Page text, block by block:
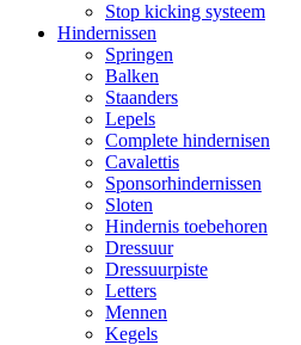
Stop kicking systeem
Hindernissen
Springen
Balken
Staanders
Lepels
Complete hindernisen
Cavalettis
Sponsorhindernissen
Sloten
Hindernis toebehoren
Dressuur
Dressuurpiste
Letters
Mennen
Kegels